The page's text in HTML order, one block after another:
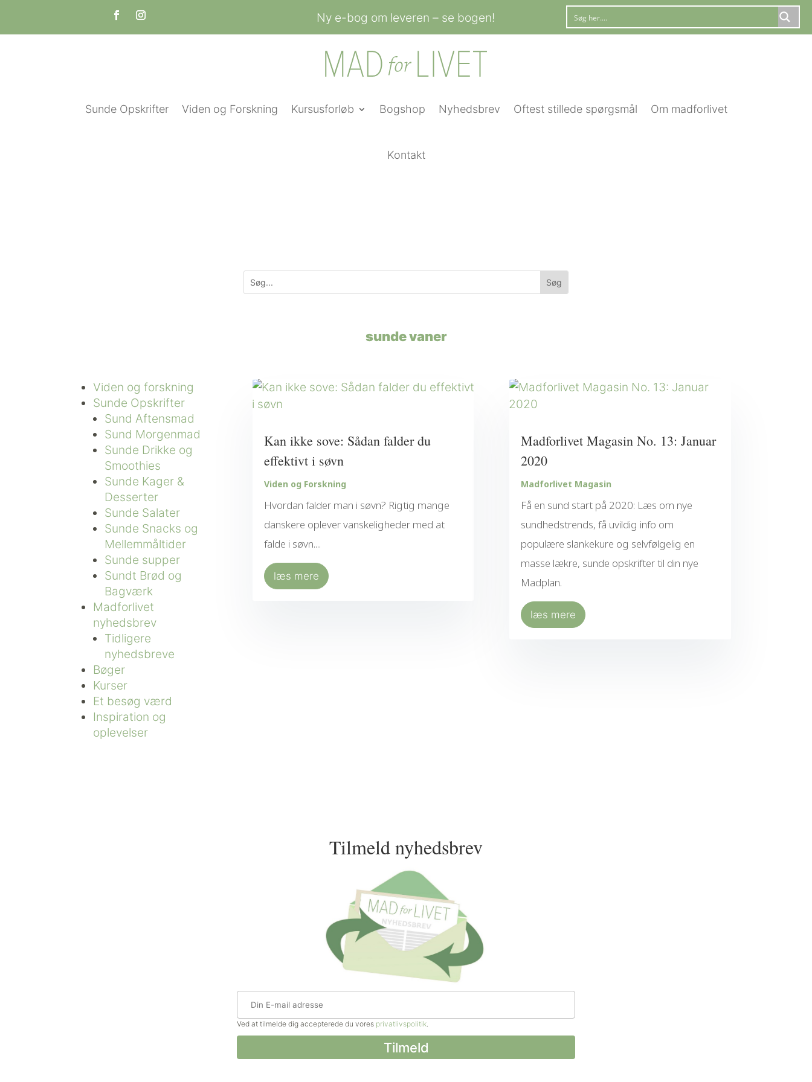
Ny e-bog om leveren – se bogen!
Sunde Opskrifter Viden og Forskning Kursusforløb Bogshop Nyhedsbrev Oftest stillede spørgsmål Om madforlivet
Kontakt
sunde vaner
Viden og forskning
Sunde Opskrifter
Sund Aftensmad
Sund Morgenmad
Sunde Drikke og
Smoothies
Sunde Kager &
Desserter
Sunde Salater
Sunde Snacks og
Mellemmåltider
Sunde supper
Sundt Brød og
Bagværk
Madforlivet
nyhedsbrev
Tidligere
nyhedsbreve
Bøger
Kurser
Et besøg værd
Inspiration og
oplevelser
Kan ikke sove: Sådan falder du
effektivt i søvn
Viden og Forskning
Hvordan falder man i søvn? Rigtig mange
danskere oplever vanskeligheder med at
falde i søvn....
læs mere
Madforlivet Magasin No. 13: Januar
2020
Madforlivet Magasin
Få en sund start på 2020: Læs om nye
sundhedstrends, få uvildig info om
populære slankekure og selvfølgelig en
masse lækre, sunde opskrifter til din nye
Madplan.
læs mere
Tilmeld nyhedsbrev
Ved at tilmelde dig accepterede du vores privatlivspolitik.